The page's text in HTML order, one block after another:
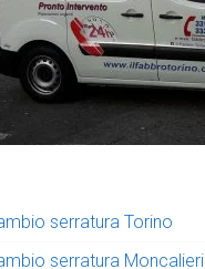
serratura Torino
serratura Moncalieri